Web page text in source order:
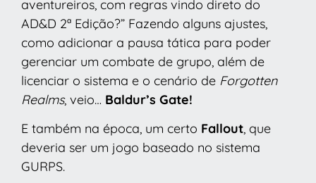
aventureiros, com regras vindo direto do
AD&D 2ª Edição?” Fazendo alguns ajustes,
como adicionar a pausa tática para poder
gerenciar um combate de grupo, além de
licenciar o sistema e o cenário de Forgotten
Realms, veio… Baldur’s Gate!
E também na época, um certo Fallout, que
deveria ser um jogo baseado no sistema
GURPS.